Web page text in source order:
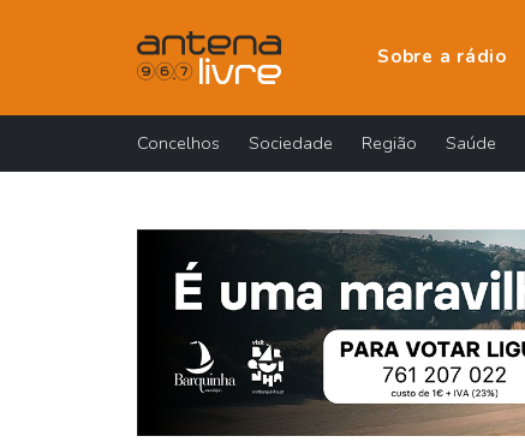
Sobre a rádio
Concelhos Sociedade Região Saúde